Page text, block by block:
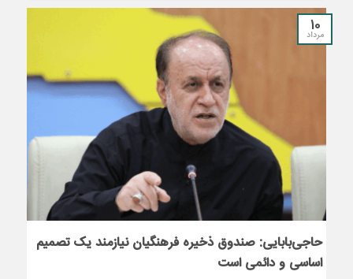
10
مرداد
حاجی‌بابایی: صندوق ذخیره فرهنگیان نیازمند یک تصمیم
اساسی و دائمی است